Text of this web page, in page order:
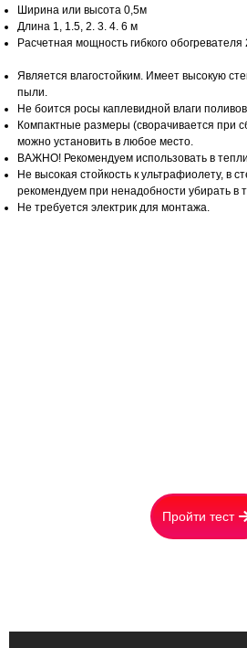
Ширина или высота 0,5м
Длина 1, 1.5, 2. 3. 4. 6 м
Расчетная мощность гибкого
Является влагостойким. Имеет высокую
пыли.
Не боится росы каплевидной влаги
Компактные размеры (сворачивается при
можно установить в любое место.
ВАЖНО! Рекомендуем использовать в
Не высокая стойкость к ультрафиолету, в
рекомендуем при ненадобности убирать в
Не требуется электрик для монтажа.
Пройти тест